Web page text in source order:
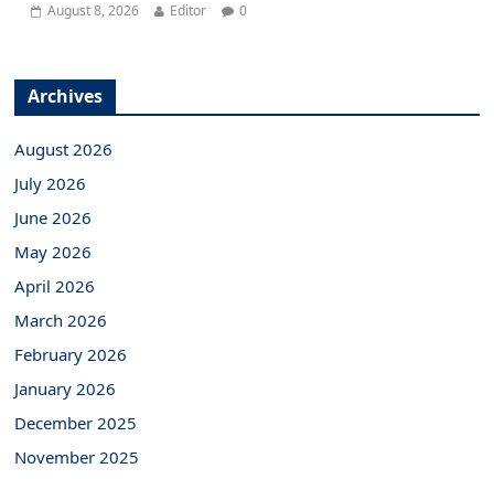
August 8, 2026 Editor 0
Archives
August 2026
July 2026
June 2026
May 2026
April 2026
March 2026
February 2026
January 2026
December 2025
November 2025